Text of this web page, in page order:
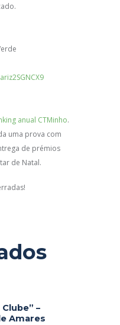
anual CTMinho.
uma prova com
de prémios
de Natal.
–
Amares